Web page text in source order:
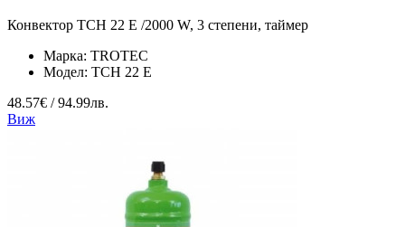
Конвектор TCH 22 E /2000 W, 3 степени, таймер
Марка: TROTEC
Модел: TCH 22 E
48.57€ / 94.99лв.
Виж